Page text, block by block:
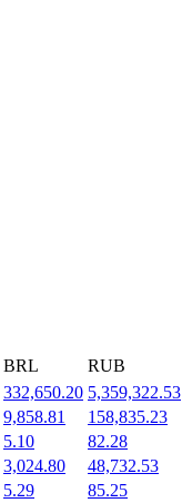
BRL RUB
332,650.20 5,359,322.53
9,858.81 158,835.23
5.10 82.28
3,024.80 48,732.53
5.29 85.25